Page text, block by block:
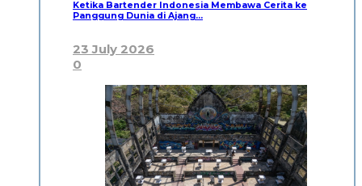
Ketika Bartender Indonesia Membawa Cerita ke
Panggung Dunia di Ajang…
23 July 2026
0